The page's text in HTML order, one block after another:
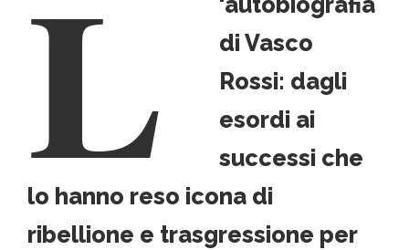
L
di Vasco
Rossi: dagli
esordi ai
successi che
lo hanno reso icona di
ribellione e trasgressione per